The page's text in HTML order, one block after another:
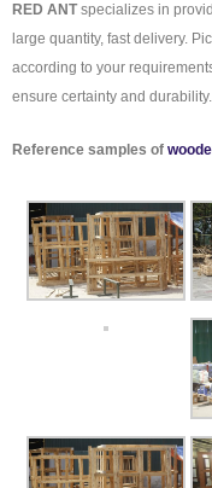
RED ANTspecializes in
large quantity, fast delivery.
according to your
ensure certainty and durability.
Reference samples of